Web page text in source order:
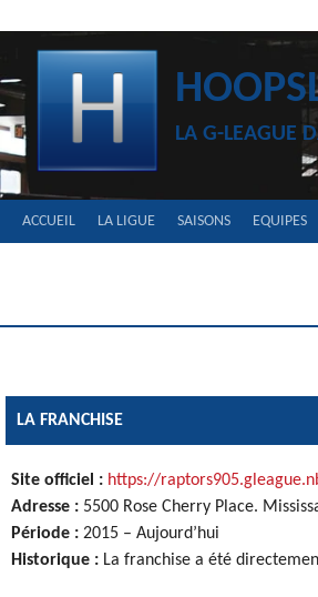
LA G-LEAGUE
ACCUEIL LA LIGUE SAISONS EQUIPES
LA FRANCHISE
Site officiel : https://
Adresse : 5500 Rose Cherry Place.
Période : 2015 – Aujourd’hui
Historique : La franchise a été